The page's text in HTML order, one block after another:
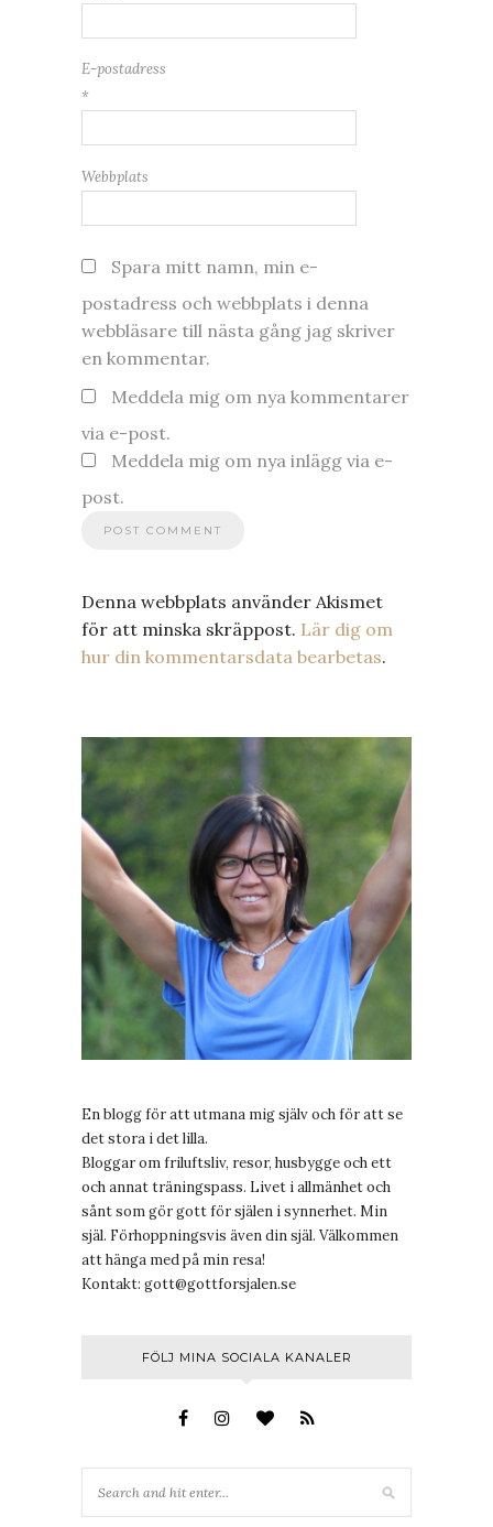
E-postadress
*
Webbplats
Spara mitt namn, min e-
postadress och webbplats i denna
webbläsare till nästa gång jag skriver
en kommentar.
Meddela mig om nya kommentarer
via e-post.
Meddela mig om nya inlägg via e-
post.
Denna webbplats använder Akismet
för att minska skräppost. Lär dig om
hur din kommentarsdata bearbetas.
En blogg för att utmana mig själv och för att se
det stora i det lilla.
Bloggar om friluftsliv, resor, husbygge och ett
och annat träningspass. Livet i allmänhet och
sånt som gör gott för själen i synnerhet. Min
själ. Förhoppningsvis även din själ. Välkommen
att hänga med på min resa!
Kontakt: gott@gottforsjalen.se
FÖLJ MINA SOCIALA KANALER